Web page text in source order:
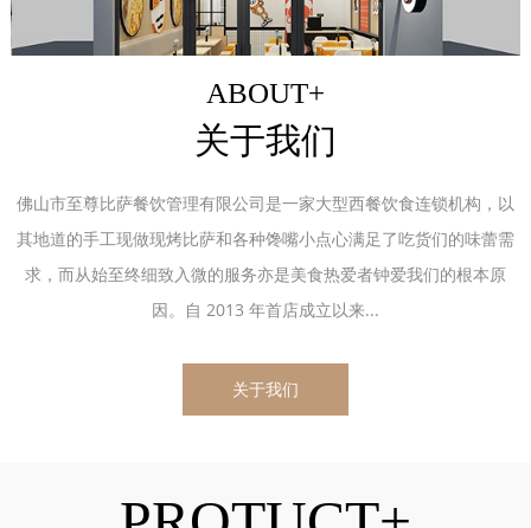
ABOUT+
关于我们
佛山市至尊比萨餐饮管理有限公司是一家大型西餐饮食连锁机构，以
其地道的手工现做现烤比萨和各种馋嘴小点心满足了吃货们的味蕾需
求，而从始至终细致入微的服务亦是美食热爱者钟爱我们的根本原
因。自 2013 年首店成立以来...
关于我们